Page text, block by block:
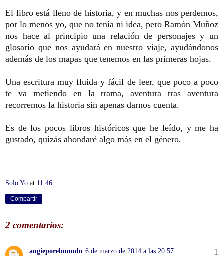
El libro está lleno de historia, y en muchas nos perdemos,
por lo menos yo, que no tenía ni idea, pero Ramón Muñoz
nos hace al principio una relación de personajes y un
glosario que nos ayudará en nuestro viaje, ayudándonos
además de los mapas que tenemos en las primeras hojas.
Una escritura muy fluida y fácil de leer, que poco a poco
te va metiendo en la trama, aventura tras aventura
recorremos la historia sin apenas darnos cuenta.
Es de los pocos libros históricos que he leído, y me ha
gustado, quizás ahondaré algo más en el género.
Solo Yo at 11:46
Compartir
2 comentarios:
angieporelmundo 6 de marzo de 2014 a las 20:57